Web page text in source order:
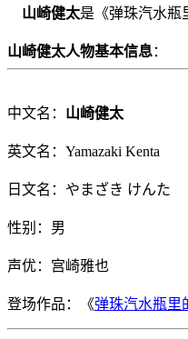
山崎健太是《弹珠汽水瓶
山崎健太人物基本信息：
中文名： 山崎健太
英文名：Yamazaki Kenta
日文名：やまざき けんた
性别：男
声优：宫崎雅也
登场作品：《弹珠汽水瓶里